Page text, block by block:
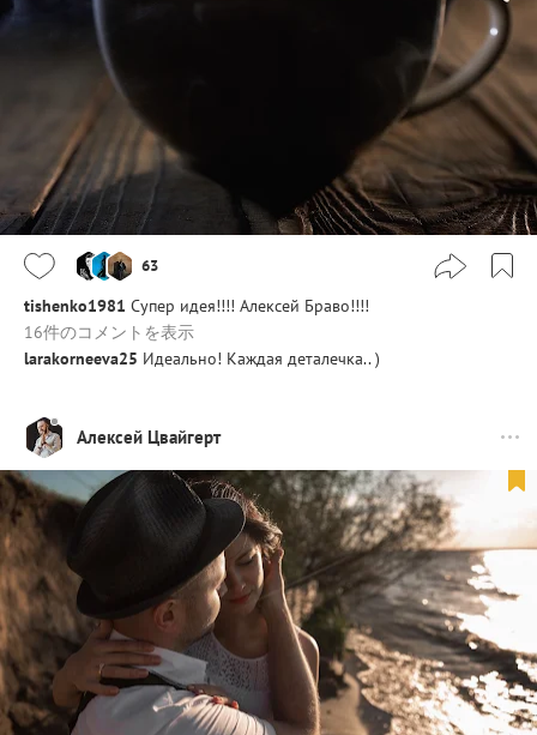
63
tishenko1981 Супер идея!!!! Алексей Браво!!!!
16件のコメントを表示
larakorneeva25 Идеально! Каждая деталечка.. )
Алексей Цвайгерт